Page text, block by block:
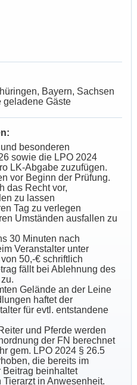
Bayern, Sachsen
geladene Gäste
besonderen
sowie die LPO 2024
LK-Abgabe zuzufügen.
vor Beginn der Prüfung.
das Recht vor,
zu lassen
Tag zu verlegen
Umständen ausfallen zu
30 Minuten nach
Veranstalter unter
50,-€ schriftlich
fällt bei Ablehnung des
Gelände an der Leine
haftet der
für evtl. entstandene
und Pferde werden
der FN berechnet
gem. LPO 2024 § 26.5
die bereits im
Beitrag beinhaltet
in Anwesenheit.